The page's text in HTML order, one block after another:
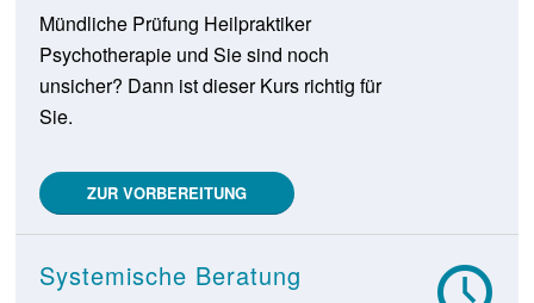
Mündliche Prüfung Heilpraktiker
Psychotherapie und Sie sind noch
unsicher? Dann ist dieser Kurs richtig für
Sie.
ZUR VORBEREITUNG
Systemische Beratung